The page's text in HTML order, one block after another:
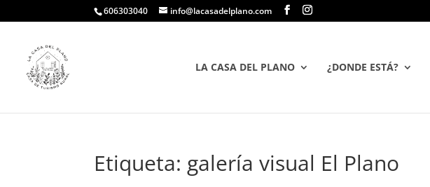
606303040 info@lacasadelplano.com
LA CASA DEL PLANO ¿DONDE ESTÁ?
Etiqueta: galería visual El Plano